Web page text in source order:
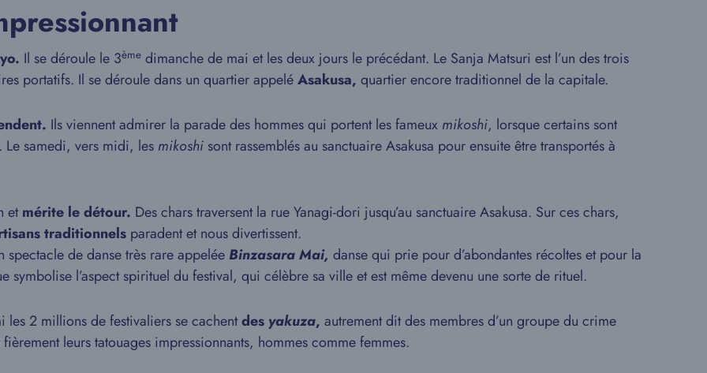
Il se déroule le 3ème dimanche de mai et les deux jours le précédant. Le Sanja Matsuri est l’un des trois
portatifs. Il se déroule dans un quartier appeléAsakusa, quartier encore traditionnel de la capitale.
Ils viennent admirer la parade des hommes qui portent les fameux mikoshi, lorsque certains sont
Le samedi, vers midi, les mikoshi sont rassemblés au sanctuaire Asakusa pour ensuite être transportés à
etmérite le détour. Des chars traversent la rue Yanagi-dori jusqu’au sanctuaire Asakusa. Sur ces chars,
traditionnels paradent et nous divertissent.
spectacle de danse très rare appelée Binzasara Mai, danse qui prie pour d’abondantes récoltes et pour la
symbolise l’aspect spirituel du festival, qui célèbre sa ville et est même devenu une sorte de rituel.
les 2 millions de festivaliers se cachentdes yakuza, autrement dit des membres d’un groupe du crime
leurs tatouages impressionnants, hommes comme femmes.